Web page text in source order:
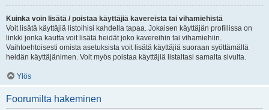
Kuinka voin lisätä / poistaa käyttäjiä kavereista tai vihamiehistä
Voit lisätä käyttäjiä listoihisi kahdella tapaa. Jokaisen käyttäjän profiilissa on
linkki jonka kautta voit lisätä heidät joko kavereihin tai vihamiehiin.
Vaihtoehtoisesti omista asetuksista voit lisätä käyttäjiä suoraan syöttämällä
heidän käyttäjänimen. Voit myös poistaa käyttäjiä listaltasi samalta sivulta.
Ylös
Foorumilta hakeminen